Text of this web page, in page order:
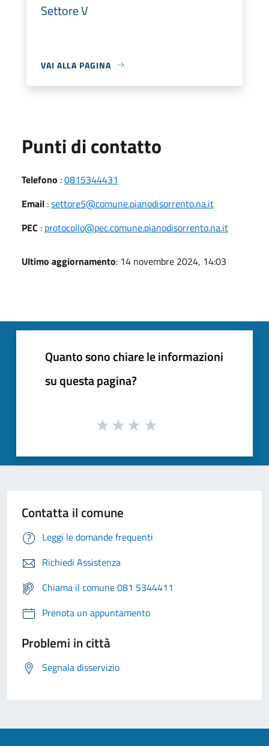
Settore V
VAI ALLA PAGINA
Punti di contatto
Telefono :0815344431
Email :settore5@comune.pianodisorrento.na.it
PEC : protocollo@pec.comune.pianodisorrento.na.it
Ultimo aggiornamento: 14 novembre 2024, 14:03
Quanto sono chiare le informazioni
su questa pagina?
Contatta il comune
Leggi le domande frequenti
Richiedi Assistenza
Chiama il comune 081 5344411
Prenota un appuntamento
Problemi in città
Segnala disservizio